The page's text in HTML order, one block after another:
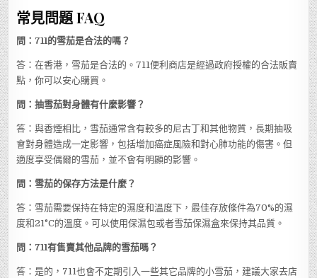
常見問題 FAQ
問：711的雪茄是合法的嗎？
答：在香港，雪茄是合法的。711便利商店是經過政府授權的合法販賣
點，你可以安心購買。
問：抽雪茄對身體有什麼影響？
答：與香煙相比，雪茄通常含有較多的尼古丁和其他物質，長期抽吸
會對身體造成一定影響，包括增加癌症風險和對心肺功能的傷害。但
適度享受偶爾的雪茄，並不會有明顯的影響。
問：雪茄的保存方法是什麼？
答：雪茄需要保持在特定的濕度和溫度下，最佳存放條件為70%的濕
度和21°C的溫度。可以使用保濕包或者雪茄保濕盒來保持其品質。
問：711有售賣其他品牌的雪茄嗎？
答：是的，711也會不定期引入一些其它品牌的小雪茄，建議大家去店